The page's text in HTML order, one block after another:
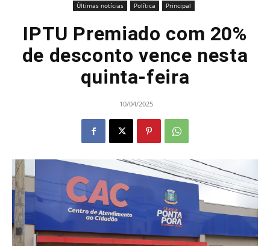
Últimas notícias Política Principal
IPTU Premiado com 20%
de desconto vence nesta
quinta-feira
10/04/2025